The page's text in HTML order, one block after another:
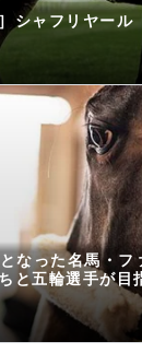
シャフリヤール
なった名馬・フ
と五輪選手が目